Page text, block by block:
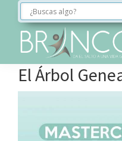
Saltar
navegación
principal
Saltar
contenido
Saltar
página
BRINCO
FORMACIÓN
El Árbol